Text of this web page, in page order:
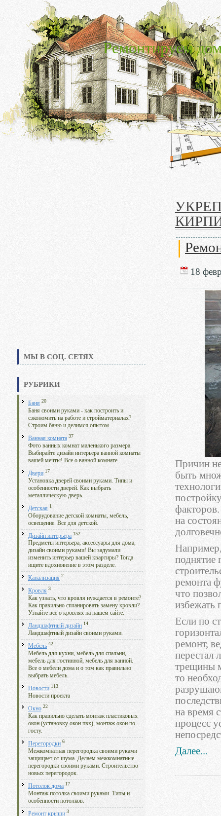
Ремонтируем
МЫ В СОЦ. СЕТЯХ
РУБРИКИ
Баня 20
Баня своими руками - как построить и
сэкономить на работе и стройматериалах?
Строим баню и делимся опытом.
Ванная комната 37
Фото ванных комнат маленького размера.
Выбирайте дизайн интерьера ванной комнаты
вашей мечты! Все о ванной комнате.
Двери 17
Установка дверей своими руками. Типы и
особенности дверей. Как выбрать
металлическую дверь.
Детская 1
Оборудование детской комнаты, мебель,
освещение. Все для детской.
Дизайн интерьера 152
Предметы интерьера, аксессуары для дома,
дизайн своими руками! Вы задумали
изменить интерьер вашей квартиры? Тогда
ищите вдохновение в этом разделе.
Канализация 2
Кровля 3
Как узнать, что кровля нуждается в ремонте?
Как правильно спланировать замену кровли?
Узнайте все о кровлях на нашем сайте.
Ландшафтный дизайн 14
Ландшафтный дизайн своими руками.
Мебель 42
Мебель для кухни, мебель для спальни,
мебель для гостинной, мебель для ванной.
Все о мебели дома и о том как правильно
выбрать мебель.
Новости 113
Новости проекта
Окно 22
Как правильно сделать монтаж пластиковых
окон (установку окон пвх), монтаж окон по
госту.
Перегородки 6
Межкомнатная перегородка своими руками
защищает от шума. Делаем межкомнатные
перегородки своими руками. Строительство
новых перегородок.
Потолок дома 17
Монтаж потолка своими руками. Типы и
особенности потолков.
Ремонт крыши 3
18
Причин
быть
на
поднятие
ремонта
что
избежать
Если по
ремонт,
перестал
трещины
то
на время
процесс
Далее...